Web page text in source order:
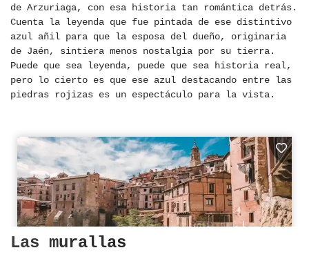
de Arzuriaga, con esa historia tan romántica detrás.
Cuenta la leyenda que fue pintada de ese distintivo
azul añil para que la esposa del dueño, originaria
de Jaén, sintiera menos nostalgia por su tierra.
Puede que sea leyenda, puede que sea historia real,
pero lo cierto es que ese azul destacando entre las
piedras rojizas es un espectáculo para la vista.
Las murallas